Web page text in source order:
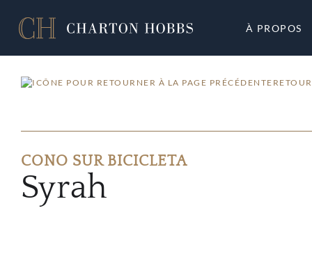
À PROPOS
CONO SUR BICICLETA
Syrah